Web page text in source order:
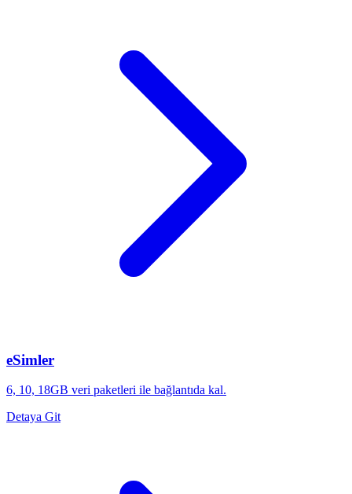
eSimler
6, 10, 18GB veri paketleri ile bağlantıda kal.
Detaya Git